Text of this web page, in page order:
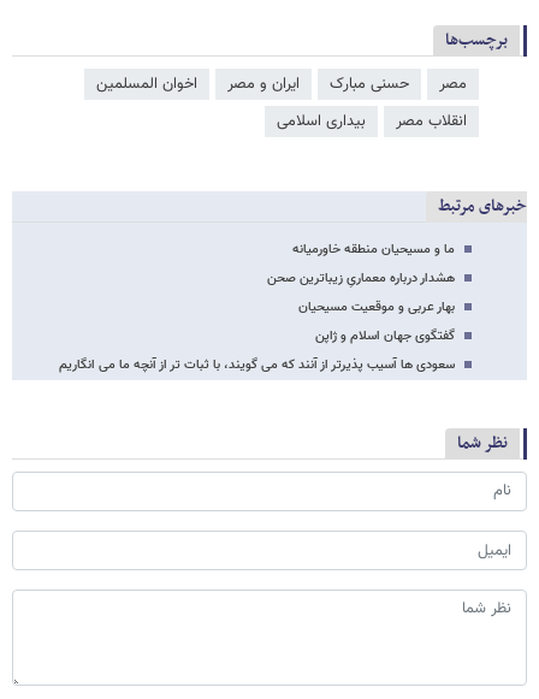
برچسب‌ها
مصر حسنی مبارک ایران و مصر
اخوان المسلمین
انقلاب مصر
بیداری اسلامی
خبرهای مرتبط
ما و مسیحیان منطقه خاورمیانه
هشدار درباره معماریِ زیباترین صحن
بهار عربی و موقعیت مسیحیان
گفتگوی جهان اسلام و ژاپن
سعودی ها آسیب پذیرتر از آنند که می گویند، با ثبات تر از آنچه ما می انگاریم
نظر شما